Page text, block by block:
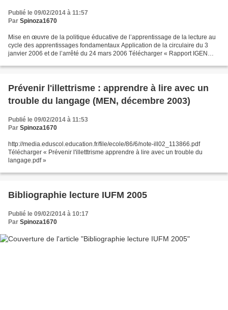
Publié le 09/02/2014 à 11:57
Par Spinoza1670
Mise en œuvre de la politique éducative de l’apprentissage de la lecture au
cycle des apprentissages fondamentaux Application de la circulaire du 3
janvier 2006 et de l’arrêté du 24 mars 2006 Télécharger « Rapport IGEN
Prévenir l'illettrisme : apprendre à lire avec un
trouble du langage (MEN, décembre 2003)
Publié le 09/02/2014 à 11:53
Par Spinoza1670
http://media.eduscol.education.fr/file/ecole/86/6/note-ill02_113866.pdf
Télécharger « Prévenir l'illetttrisme apprendre à lire avec un trouble du
langage.pdf »
Bibliographie lecture IUFM 2005
Publié le 09/02/2014 à 10:17
Par Spinoza1670